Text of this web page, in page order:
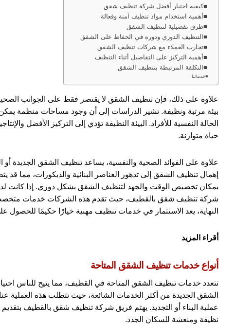
كيفية اختيار أفضل شركة تنظيف شقق
أهمية استخدام مواد تنظيف آمنة وفعالة
طرق تفصيلية لتنظيف الشقق
التنظيف الدوري ودوره في الحفاظ على الشقق
تجارب العملاء مع شركات تنظيف الشقق
أهمية التركيز على التفاصيل أثناء التنظيف
التكلفة المرتبطة بتنظيف الشقق
خدماتنا
علاوة على ذلك، فإن تنظيف الشقق لا يقتصر فقط على الجوانب
بيئة مرتبة ونظيفة. تشير الدراسات إلى أن وجود مساحات منظمة يمكن
الحالة النفسية للأفراد. البيئة النظيفة تؤدي إلى التركيز الأفضل
حياة متوازنة.
علاوة على الفوائد الصحية والنفسية، يساعد تنظيف الشقق الجديدة
إهمال تنظيف الشقق إلى تدهور العناصر البنائية والديكورات، مما قد
بمكان تخصيص الوقت والجهد لتنظيف الشقق بشكل دوري. إذا كانت
شركة تنظيف شقق بالقطيف، حيث تقدم هذه الشركات خدمات
النهاية، يعد الاستثمار في خدمات تنظيف مهنية خيارًا حكيمًا للحصول
أقراء المزيد
أنواع خدمات تنظيف الشقق المتاحة
تتعدد خدمات تنظيف الشقق المتاحة في القطيف، مما يتيح للناس
الشقق الجديدة من أكثر الخدمات الشائعة، حيث تتطلب هذه العملية
عملية البناء أو التجديد. يهتم فريق شركة تنظيف شقق بالقطيف
نظيفة ومنعشة للسكان الجدد.